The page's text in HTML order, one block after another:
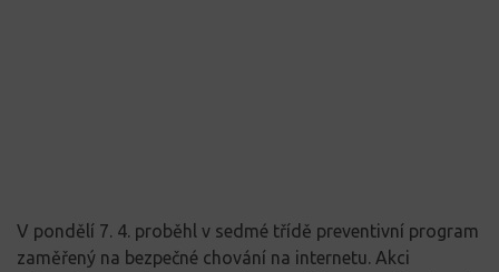
V pondělí 7. 4. proběhl v sedmé třídě preventivní program
zaměřený na bezpečné chování na internetu. Akci